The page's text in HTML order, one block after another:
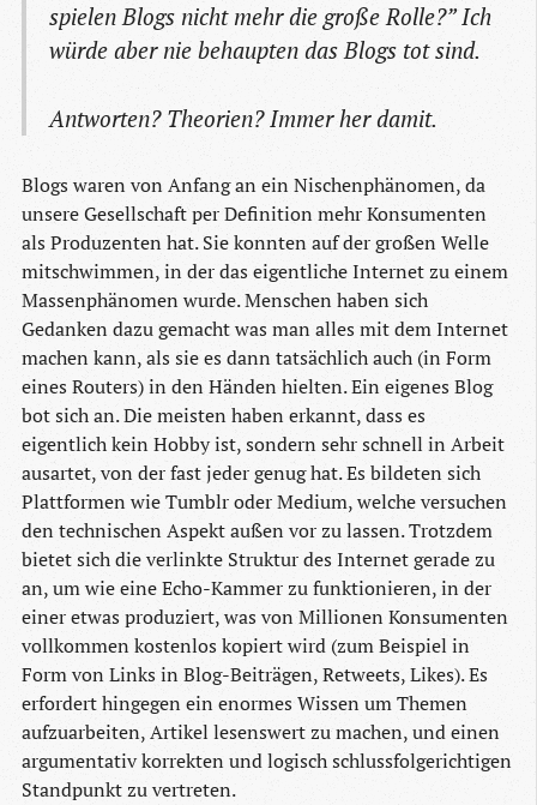
spielen Blogs nicht mehr die große Rolle?” Ich
würde aber nie behaupten das Blogs tot sind.
Antworten? Theorien? Immer her damit.
Blogs waren von Anfang an ein Nischenphänomen, da
unsere Gesellschaft per Definition mehr Konsumenten
als Produzenten hat. Sie konnten auf der großen Welle
mitschwimmen, in der das eigentliche Internet zu einem
Massenphänomen wurde. Menschen haben sich
Gedanken dazu gemacht was man alles mit dem Internet
machen kann, als sie es dann tatsächlich auch (in Form
eines Routers) in den Händen hielten. Ein eigenes Blog
bot sich an. Die meisten haben erkannt, dass es
eigentlich kein Hobby ist, sondern sehr schnell in Arbeit
ausartet, von der fast jeder genug hat. Es bildeten sich
Plattformen wie Tumblr oder Medium, welche versuchen
den technischen Aspekt außen vor zu lassen. Trotzdem
bietet sich die verlinkte Struktur des Internet gerade zu
an, um wie eine Echo-Kammer zu funktionieren, in der
einer etwas produziert, was von Millionen Konsumenten
vollkommen kostenlos kopiert wird (zum Beispiel in
Form von Links in Blog-Beiträgen, Retweets, Likes). Es
erfordert hingegen ein enormes Wissen um Themen
aufzuarbeiten, Artikel lesenswert zu machen, und einen
argumentativ korrekten und logisch schlussfolgerichtigen
Standpunkt zu vertreten.